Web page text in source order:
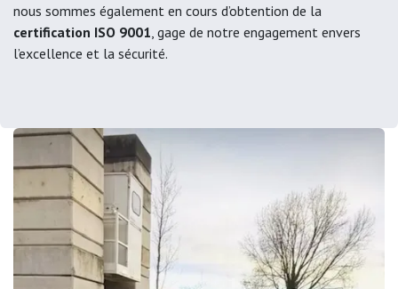
nous sommes également en cours d’obtention de la
certification ISO 9001 , gage de notre engagement envers
l’excellence et la sécurité.